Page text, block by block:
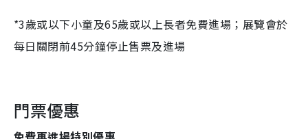
*3歲或以下小童及65歲或以上長者免費進場；展覽會於
每日關閉前45分鐘停止售票及進場
門票優惠